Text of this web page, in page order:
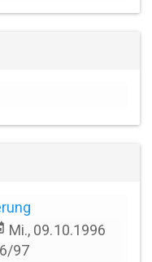
Mi., 09.10.1996
97